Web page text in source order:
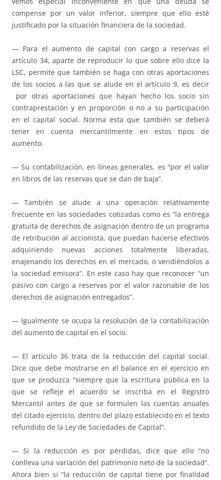
compense por un valor inferior, siempre que ello esté
justificado por la situación financiera de la sociedad.
— Para el aumento de capital con cargo a reservas el
artículo 34, aparte de reproducir lo que sobre ello dice la
LSC, permite que también se haga con otras aportaciones
de los socios a las que se alude en el artículo 9, es decir
por otras aportaciones que hayan hecho los socio sin
contraprestación y en proporción o no a su participación
en el capital social. Norma esta que también se deberá
tener en cuenta mercantilmente en estos tipos de
aumento.
— Su contabilización, en líneas generales, es “por el valor
en libros de las reservas que se dan de baja”.
— También se alude a una operación relativamente
frecuente en las sociedades cotizadas como es “la entrega
gratuita de derechos de asignación dentro de un programa
de retribución al accionista, que puedan hacerse efectivos
adquiriendo nuevas acciones totalmente liberadas,
enajenando los derechos en el mercado, o vendiéndolos a
la sociedad emisora”. En este caso hay que reconocer “un
pasivo con cargo a reservas por el valor razonable de los
derechos de asignación entregados”.
— Igualmente se ocupa la resolución de la contabilización
del aumento de capital en el socio.
— El artículo 36 trata de la reducción del capital social.
Dice que debe mostrarse en el balance en el ejercicio en
que se produzca “siempre que la escritura pública en la
que se refleje el acuerdo se inscriba en el Registro
Mercantil antes de que se formulen las cuentas anuales
del citado ejercicio, dentro del plazo establecido en el texto
refundido de la Ley de Sociedades de Capital”.
— Si la reducción es por pérdidas, dice que ello “no
conlleva una variación del patrimonio neto de la sociedad”.
Ahora bien si “la reducción de capital tiene por finalidad